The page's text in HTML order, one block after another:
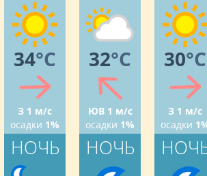
34°C
З 1 м/с
осадки 1%
НОЧЬ
32°C
ЮВ 1 м/с
осадки 1%
НОЧЬ
30°C
З 1 м/с
осадки